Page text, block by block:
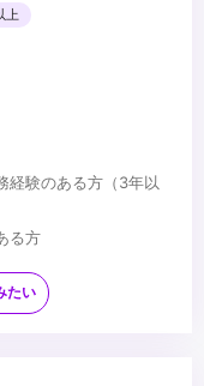
上
経験のある方（3年以
る方
ある方
組みへ柔軟にかつ能
たい